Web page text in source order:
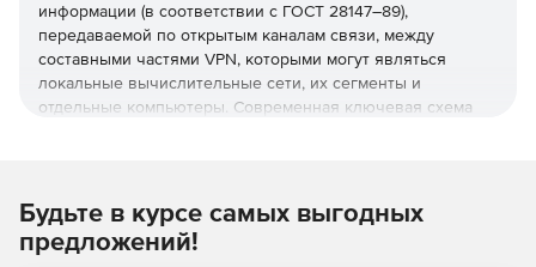
информации (в соответствии с ГОСТ 28147–89),
передаваемой по открытым каналам связи, между
составными частями VPN, которыми могут являться
локальные вычислительные сети, их сегменты и
отдельные компьютеры. Современная ключевая схема
Для защиты от проникновения со стороны сетей общего
пользования комплекс «Континент» обеспечивает
Будьте в курсе самых выгодных
предложений!